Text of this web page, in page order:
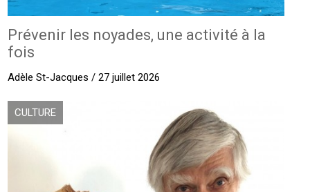
Prévenir les noyades, une activité à la
fois
Adèle St-Jacques / 27 juillet 2026
CULTURE